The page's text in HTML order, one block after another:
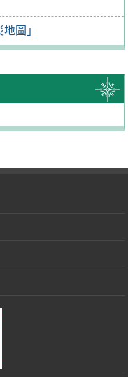
圖」